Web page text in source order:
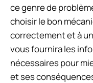
ce genre de
choisir le bon
correctement et à
vous fournira les
nécessaires pour
et ses